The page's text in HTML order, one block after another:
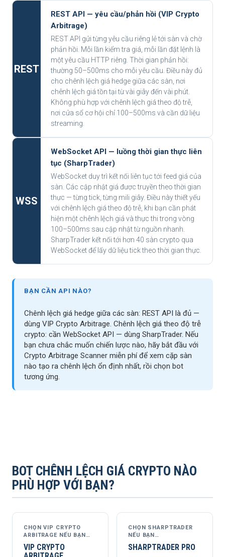
REST
REST API — yêu cầu/phản hồi (VIP Crypto
Arbitrage)
REST API gửi từng yêu cầu riêng lẻ tới sàn và chờ
phản hồi. Mỗi lần kiểm tra giá, mỗi lần đặt lệnh là
một yêu cầu HTTP riêng. Thời gian phản hồi:
thường 50–500ms cho mỗi yêu cầu. Điều này đủ
cho chênh lệch giá hedge giữa các sàn, nơi
chênh lệch giá tồn tại từ vài giây đến vài phút.
Không phù hợp với chênh lệch giá theo độ trễ,
nơi cửa sổ cơ hội chỉ 100–500ms và cần dữ liệu
streaming.
WSS
WebSocket API — luồng thời gian thực liên
tục (SharpTrader)
WebSocket duy trì kết nối liên tục tới feed giá của
sàn. Các cập nhật giá được truyền theo thời gian
thực — từng tick, từng mili giây. Điều này thiết yếu
với chênh lệch giá theo độ trễ, khi bạn cần phát
hiện một chênh lệch giá và thực thi trong vòng
100–500ms sau cập nhật từ nguồn nhanh.
SharpTrader kết nối tới hơn 40 sàn crypto qua
WebSocket để lấy dữ liệu tick theo thời gian thực.
BẠN CẦN API NÀO?
Chênh lệch giá hedge giữa các sàn: REST API là đủ —
dùng VIP Crypto Arbitrage. Chênh lệch giá theo độ trễ
crypto: cần WebSocket API — dùng SharpTrader. Nếu
bạn chưa chắc muốn chiến lược nào, hãy bắt đầu với
Crypto Arbitrage Scanner miễn phí để xem cặp sàn
nào tạo ra chênh lệch ổn định nhất, rồi chọn bot
tương ứng.
BOT CHÊNH LỆCH GIÁ CRYPTO NÀO
PHÙ HỢP VỚI BẠN?
CHỌN VIP CRYPTO
ARBITRAGE NẾU BẠN…
VIP CRYPTO
CHỌN SHARPTRADER
NẾU BẠN…
SHARPTRADER PRO